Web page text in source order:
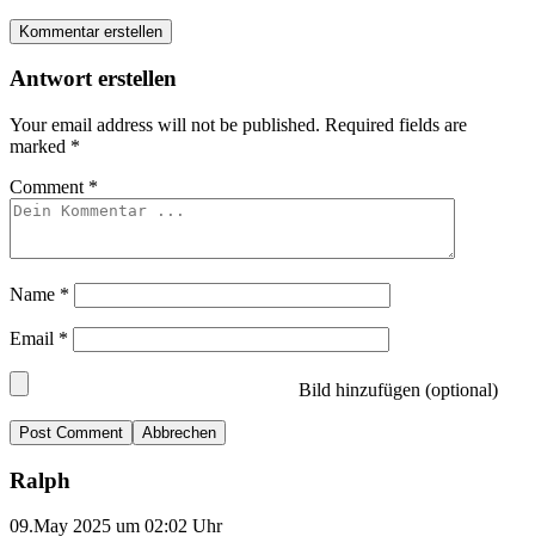
Kommentar erstellen
Antwort erstellen
Your email address will not be published. Required fields are
marked *
Comment *
Name *
Email *
Bild hinzufügen (optional)
Abbrechen
Ralph
09.May 2025 um 02:02 Uhr